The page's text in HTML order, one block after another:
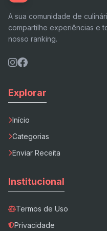
A sua comunidade de
compartilhe experiências e
nosso ranking.
Explorar
Início
Categorias
Enviar Receita
Institucional
Termos de Uso
Privacidade